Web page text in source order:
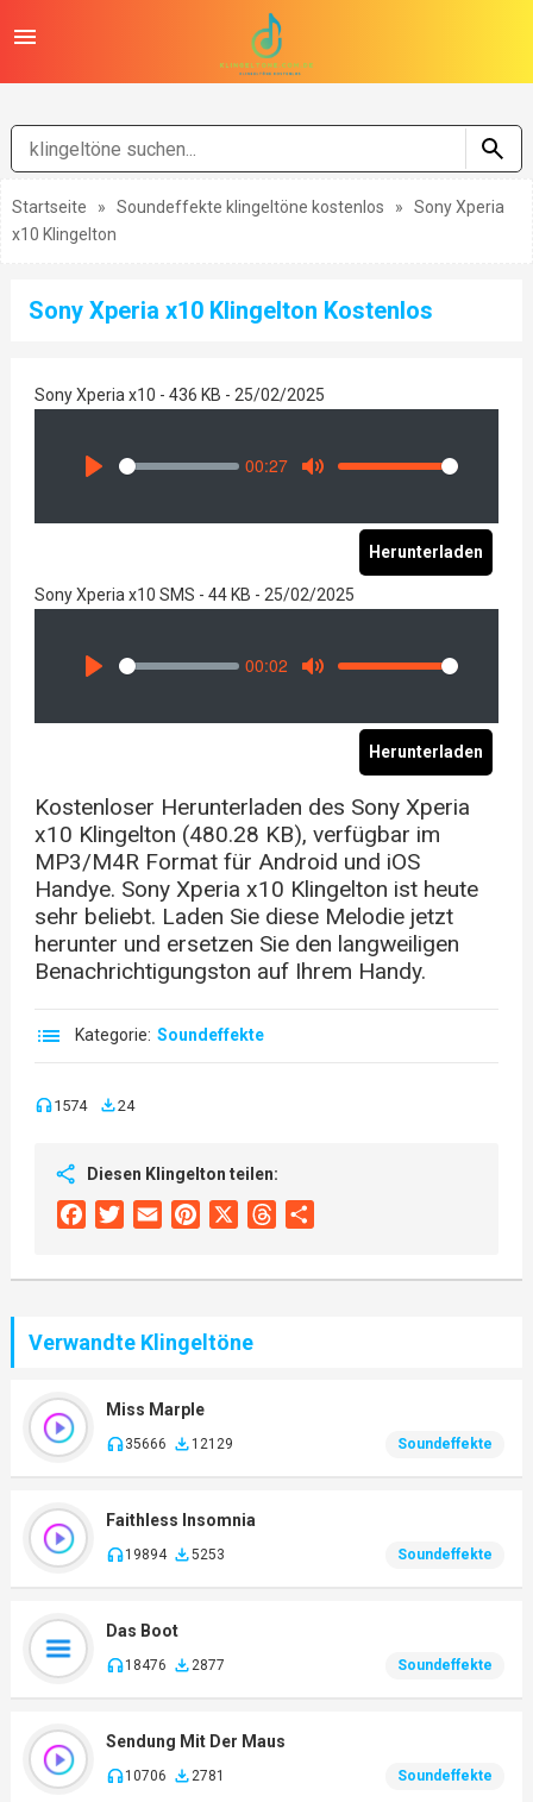
Startseite » Soundeffekte klingeltöne kostenlos »
Sony Xperia
x10 Klingelton
Sony Xperia x10 Klingelton Kostenlos
Sony Xperia x10 - 436 KB - 25/02/2025
Seek
00:27
Volume
Herunterladen
Sony Xperia x10 SMS - 44 KB - 25/02/2025
Seek
00:02
Volume
Herunterladen
Kostenloser Herunterladen des Sony Xperia
x10 Klingelton (480.28 KB), verfügbar im
MP3/M4R Format für Android und iOS
Handye. Sony Xperia x10 Klingelton ist heute
sehr beliebt. Laden Sie diese Melodie jetzt
herunter und ersetzen Sie den langweiligen
Benachrichtigungston auf Ihrem Handy.
Kategorie: Soundeffekte
1574 24
Diesen Klingelton teilen:
FacebookTwitterEmail Pinterest Threads
Verwandte Klingeltöne
Miss Marple
35666 12129 Soundeffekte
Faithless Insomnia
19894 5253 Soundeffekte
Das Boot
18476 2877 Soundeffekte
Sendung Mit Der Maus
10706 2781 Soundeffekte